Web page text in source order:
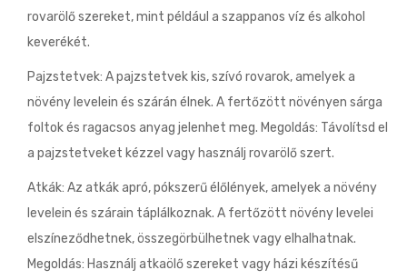
rovarölő szereket, mint például a szappanos víz és alkohol
keverékét.
Pajzstetvek: A pajzstetvek kis, szívó rovarok, amelyek a
növény levelein és szárán élnek. A fertőzött növényen sárga
foltok és ragacsos anyag jelenhet meg. Megoldás: Távolítsd el
a pajzstetveket kézzel vagy használj rovarölő szert.
Atkák: Az atkák apró, pókszerű élőlények, amelyek a növény
levelein és szárain táplálkoznak. A fertőzött növény levelei
elszíneződhetnek, összegörbülhetnek vagy elhalhatnak.
Megoldás: Használj atkaölő szereket vagy házi készítésű